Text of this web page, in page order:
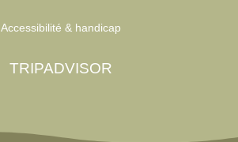
Accessibilité & handicap
TRIPADVISOR